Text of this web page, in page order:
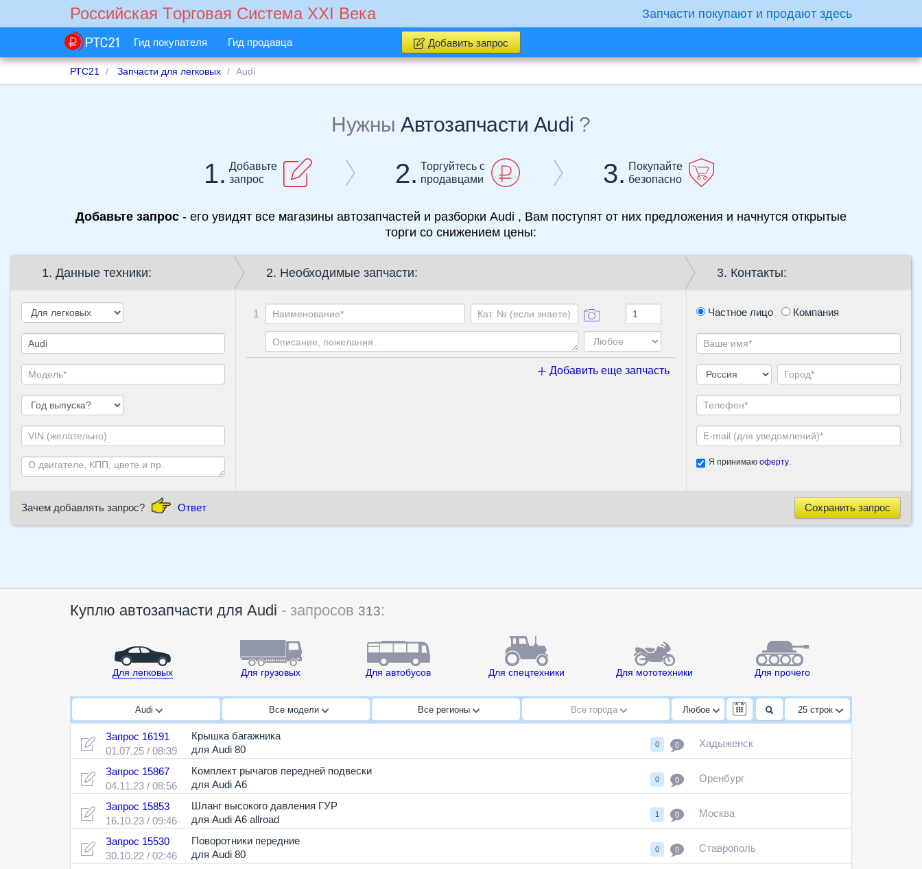
Российская Tорговая Cистема XXI Века Запчасти покупают и продают здесь
Гид покупателя Гид продавца Добавить запрос
РТС21 Запчасти для легковых Audi
НужныАвтозапчасти Audi ?
1. Добавьте
запрос
2. Торгуйтесь с
продавцами
3. Покупайте
безопасно
Добавьте запрос - его увидят все магазины автозапчастей и разборки Audi , Вам поступят от них предложения и начнутся открытые
торги со снижением цены:
1. Данные техники: 2. Необходимые запчасти:
1
Добавить еще запчасть
3. Контакты:
Частное лицо Компания
Я принимаю оферту.
Зачем добавлять запрос? Ответ Сохранить запрос
Куплю автозапчасти для Audi - запросов 313:
Для легковых Для грузовых Для автобусов Для спецтехники Для мототехники Для прочего
Audi Все модели Все регионы Все города Любое 25строк
Запрос 16191
01.07.25 / 08:39
Крышка багажника
для Audi 80
0 0 Хадыженск
Запрос 15867
04.11.23 / 08:56
Комплект рычагов передней подвески
для Audi A6
0 0 Оренбург
Запрос 15853
16.10.23 / 09:46
Шланг высокого давления ГУР
для Audi A6 allroad
1 0 Москва
Запрос 15530
30.10.22 / 02:46
Поворотники передние
для Audi 80
0 0 Ставрополь